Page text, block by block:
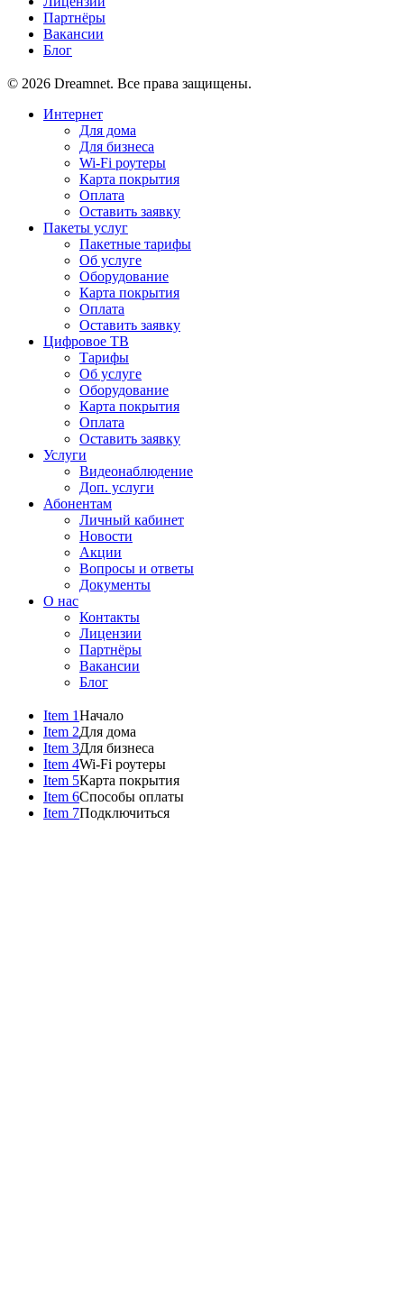
Партнёры
Вакансии
Блог
© 2026 Dreamnet. Все права защищены.
Интернет
Для дома
Для бизнеса
Wi-Fi роутеры
Карта покрытия
Оплата
Оставить заявку
Пакеты услуг
Пакетные тарифы
Об услуге
Оборудование
Карта покрытия
Оплата
Оставить заявку
Цифровое ТВ
Тарифы
Об услуге
Оборудование
Карта покрытия
Оплата
Оставить заявку
Услуги
Видеонаблюдение
Доп. услуги
Абонентам
Личный кабинет
Новости
Акции
Вопросы и ответы
Документы
О нас
Контакты
Лицензии
Партнёры
Вакансии
Блог
Item 1Начало
Item 2Для дома
Item 3Для бизнеса
Item 4Wi-Fi роутеры
Item 5Карта покрытия
Item 6Способы оплаты
Item 7Подключиться